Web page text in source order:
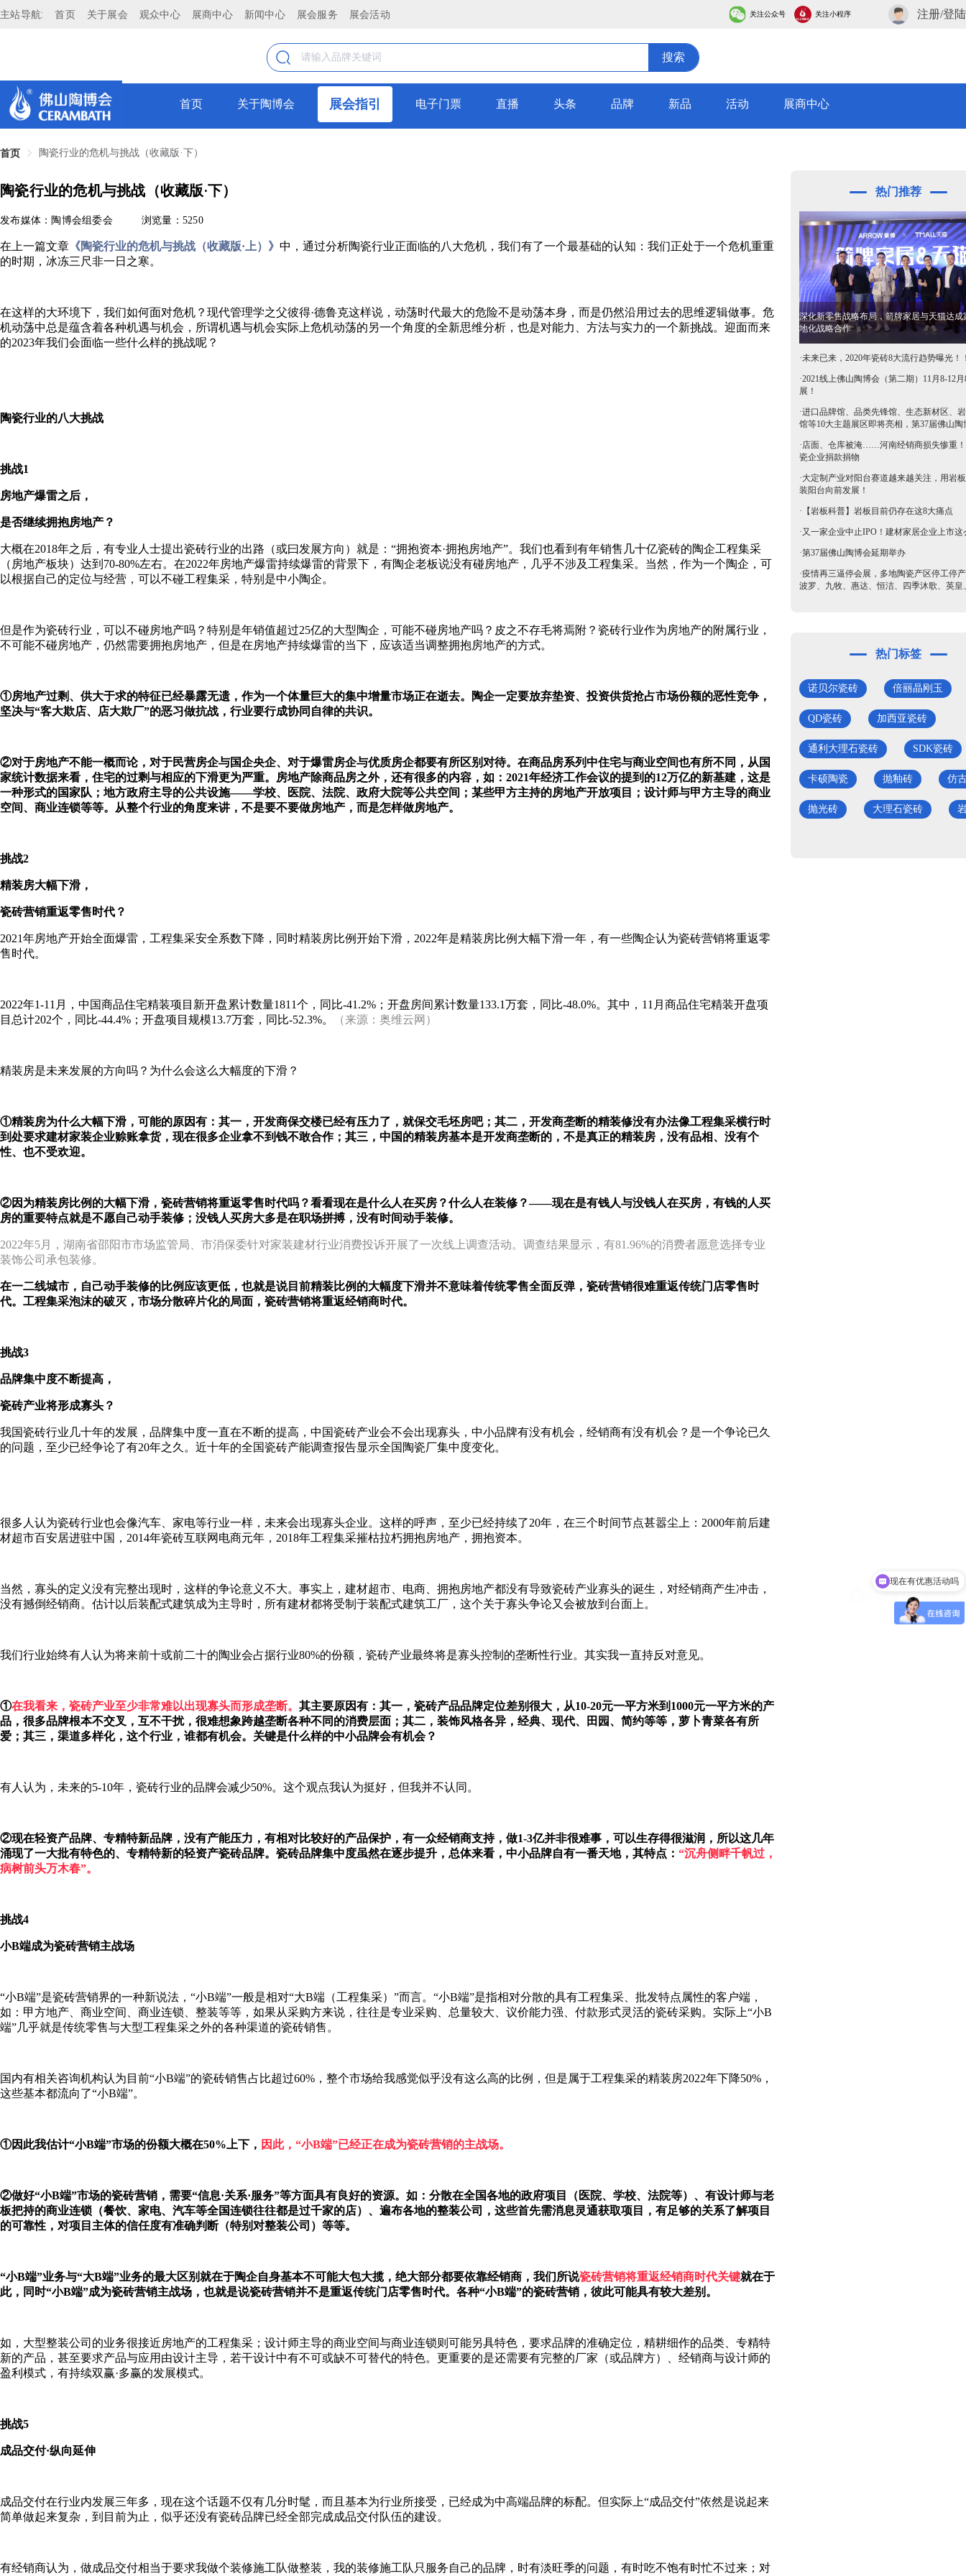
主站导航: 首页 关于展会 观众中心 展商中心 新闻中心 展会服务 展会活动 关注公众号 关注小程序 注册/登陆
搜索
首页 关于陶博会 展会指引 电子门票 直播 头条 品牌 新品 活动 展商中心
首页 陶瓷行业的危机与挑战（收藏版·下）
陶瓷行业的危机与挑战（收藏版·下）
发布媒体：陶博会组委会 浏览量：5250
在上一篇文章 《陶瓷行业的危机与挑战（收藏版·上）》 中，通过分析陶瓷行业正面临的八大危机，我们有了一个最基础的认知：我们正处于一个危机重重
的时期，冰冻三尺非一日之寒。
在这样的大环境下，我们如何面对危机？现代管理学之父彼得·德鲁克这样说，动荡时代最大的危险不是动荡本身，而是仍然沿用过去的思维逻辑做事。危
机动荡中总是蕴含着各种机遇与机会，所谓机遇与机会实际上危机动荡的另一个角度的全新思维分析，也是对能力、方法与实力的一个新挑战。迎面而来
的2023年我们会面临一些什么样的挑战呢？
陶瓷行业的八大挑战
挑战1
房地产爆雷之后，
是否继续拥抱房地产？
大概在2018年之后，有专业人士提出瓷砖行业的出路（或曰发展方向）就是：“拥抱资本·拥抱房地产”。我们也看到有年销售几十亿瓷砖的陶企工程集采
（房地产板块）达到70-80%左右。在2022年房地产爆雷持续爆雷的背景下，有陶企老板说没有碰房地产，几乎不涉及工程集采。当然，作为一个陶企，可
以根据自己的定位与经营，可以不碰工程集采，特别是中小陶企。
但是作为瓷砖行业，可以不碰房地产吗？特别是年销值超过25亿的大型陶企，可能不碰房地产吗？皮之不存毛将焉附？瓷砖行业作为房地产的附属行业，
不可能不碰房地产，仍然需要拥抱房地产，但是在房地产持续爆雷的当下，应该适当调整拥抱房地产的方式。
①房地产过剩、供大于求的特征已经暴露无遗，作为一个体量巨大的集中增量市场正在逝去。陶企一定要放弃垫资、投资供货抢占市场份额的恶性竞争，
坚决与“客大欺店、店大欺厂”的恶习做抗战，行业要行成协同自律的共识。
②对于房地产不能一概而论，对于民营房企与国企央企、对于爆雷房企与优质房企都要有所区别对待。在商品房系列中住宅与商业空间也有所不同，从国
家统计数据来看，住宅的过剩与相应的下滑更为严重。房地产除商品房之外，还有很多的内容，如：2021年经济工作会议的提到的12万亿的新基建，这是
一种形式的国家队；地方政府主导的公共设施——学校、医院、法院、政府大院等公共空间；某些甲方主持的房地产开放项目；设计师与甲方主导的商业
空间、商业连锁等等。从整个行业的角度来讲，不是要不要做房地产，而是怎样做房地产。
挑战2
精装房大幅下滑，
瓷砖营销重返零售时代？
2021年房地产开始全面爆雷，工程集采安全系数下降，同时精装房比例开始下滑，2022年是精装房比例大幅下滑一年，有一些陶企认为瓷砖营销将重返零
售时代。
2022年1-11月，中国商品住宅精装项目新开盘累计数量1811个，同比-41.2%；开盘房间累计数量133.1万套，同比-48.0%。其中，11月商品住宅精装开盘项
目总计202个，同比-44.4%；开盘项目规模13.7万套，同比-52.3%。
（来源：奥维云网）
精装房是未来发展的方向吗？为什么会这么大幅度的下滑？
①精装房为什么大幅下滑，可能的原因有：其一，开发商保交楼已经有压力了，就保交毛坯房吧；其二，开发商垄断的精装修没有办法像工程集采横行时
到处要求建材家装企业赊账拿货，现在很多企业拿不到钱不敢合作；其三，中国的精装房基本是开发商垄断的，不是真正的精装房，没有品相、没有个
性、也不受欢迎。
②因为精装房比例的大幅下滑，瓷砖营销将重返零售时代吗？看看现在是什么人在买房？什么人在装修？——现在是有钱人与没钱人在买房，有钱的人买
房的重要特点就是不愿自己动手装修；没钱人买房大多是在职场拼搏，没有时间动手装修。
2022年5月，湖南省邵阳市市场监管局、市消保委针对家装建材行业消费投诉开展了一次线上调查活动。调查结果显示，有81.96%的消费者愿意选择专业
装饰公司承包装修。
在一二线城市，自己动手装修的比例应该更低，也就是说目前精装比例的大幅度下滑并不意味着传统零售全面反弹，瓷砖营销很难重返传统门店零售时
代。工程集采泡沫的破灭，市场分散碎片化的局面，瓷砖营销将重返经销商时代。
挑战3
品牌集中度不断提高，
瓷砖产业将形成寡头？
我国瓷砖行业几十年的发展，品牌集中度一直在不断的提高，中国瓷砖产业会不会出现寡头，中小品牌有没有机会，经销商有没有机会？是一个争论已久
的问题，至少已经争论了有20年之久。近十年的全国瓷砖产能调查报告显示全国陶瓷厂集中度变化。
很多人认为瓷砖行业也会像汽车、家电等行业一样，未来会出现寡头企业。这样的呼声，至少已经持续了20年，在三个时间节点甚嚣尘上：2000年前后建
材超市百安居进驻中国，2014年瓷砖互联网电商元年，2018年工程集采摧枯拉朽拥抱房地产，拥抱资本。
当然，寡头的定义没有完整出现时，这样的争论意义不大。事实上，建材超市、电商、拥抱房地产都没有导致瓷砖产业寡头的诞生，对经销商产生冲击，
没有撼倒经销商。估计以后装配式建筑成为主导时，所有建材都将受制于装配式建筑工厂，这个关于寡头争论又会被放到台面上。
我们行业始终有人认为将来前十或前二十的陶业会占据行业80%的份额，瓷砖产业最终将是寡头控制的垄断性行业。其实我一直持反对意见。
①在我看来，瓷砖产业至少非常难以出现寡头而形成垄断。 其主要原因有：其一，瓷砖产品品牌定位差别很大，从10-20元一平方米到1000元一平方米的产
品，很多品牌根本不交叉，互不干扰，很难想象跨越垄断各种不同的消费层面；其二，装饰风格各异，经典、现代、田园、简约等等，萝卜青菜各有所
爱；其三，渠道多样化，这个行业，谁都有机会。关键是什么样的中小品牌会有机会？
有人认为，未来的5-10年，瓷砖行业的品牌会减少50%。这个观点我认为挺好，但我并不认同。
②现在轻资产品牌、专精特新品牌，没有产能压力，有相对比较好的产品保护，有一众经销商支持，做1-3亿并非很难事，可以生存得很滋润，所以这几年
涌现了一大批有特色的、专精特新的轻资产瓷砖品牌。瓷砖品牌集中度虽然在逐步提升，总体来看，中小品牌自有一番天地，其特点： “沉舟侧畔千帆过，
病树前头万木春”。
挑战4
小B端成为瓷砖营销主战场
“小B端”是瓷砖营销界的一种新说法，“小B端”一般是相对“大B端（工程集采）”而言。“小B端”是指相对分散的具有工程集采、批发特点属性的客户端，
如：甲方地产、商业空间、商业连锁、整装等等，如果从采购方来说，往往是专业采购、总量较大、议价能力强、付款形式灵活的瓷砖采购。实际上“小B
端”几乎就是传统零售与大型工程集采之外的各种渠道的瓷砖销售。
国内有相关咨询机构认为目前“小B端”的瓷砖销售占比超过60%，整个市场给我感觉似乎没有这么高的比例，但是属于工程集采的精装房2022年下降50%，
这些基本都流向了“小B端”。
①因此我估计“小B端”市场的份额大概在50%上下， 因此，“小B端”已经正在成为瓷砖营销的主战场。
②做好“小B端”市场的瓷砖营销，需要“信息·关系·服务”等方面具有良好的资源。如：分散在全国各地的政府项目（医院、学校、法院等）、有设计师与老
板把持的商业连锁（餐饮、家电、汽车等全国连锁往往都是过千家的店）、遍布各地的整装公司，这些首先需消息灵通获取项目，有足够的关系了解项目
的可靠性，对项目主体的信任度有准确判断（特别对整装公司）等等。
“小B端”业务与“大B端”业务的最大区别就在于陶企自身基本不可能大包大揽，绝大部分都要依靠经销商，我们所说瓷砖营销将重返经销商时代关键就在于
此，同时“小B端”成为瓷砖营销主战场，也就是说瓷砖营销并不是重返传统门店零售时代。各种“小B端”的瓷砖营销，彼此可能具有较大差别。
如，大型整装公司的业务很接近房地产的工程集采；设计师主导的商业空间与商业连锁则可能另具特色，要求品牌的准确定位，精耕细作的品类、专精特
新的产品，甚至要求产品与应用由设计主导，若干设计中有不可或缺不可替代的特色。更重要的是还需要有完整的厂家（或品牌方）、经销商与设计师的
盈利模式，有持续双赢·多赢的发展模式。
挑战5
成品交付·纵向延伸
成品交付在行业内发展三年多，现在这个话题不仅有几分时髦，而且基本为行业所接受，已经成为中高端品牌的标配。但实际上“成品交付”依然是说起来
简单做起来复杂，到目前为止，似乎还没有瓷砖品牌已经全部完成成品交付队伍的建设。
有经销商认为，做成品交付相当于要求我做个装修施工队做整装，我的装修施工队只服务自己的品牌，时有淡旺季的问题，有时吃不饱有时忙不过来；对
热门推荐
深化新零售战略布局，箭牌家居与天猫达成
地化战略合作
·未来已来，2020年瓷砖8大流行趋势曝光！
·2021线上佛山陶博会（第二期）11月8-12
展！
·进口品牌馆、品类先锋馆、生态新材区、
馆等10大主题展区即将亮相，第37届佛山陶
·店面、仓库被淹……河南经销商损失惨重
瓷企业捐款捐物
·大定制产业对阳台赛道越来越关注，用岩
装阳台向前发展！
· 【岩板科普】岩板目前仍存在这8大痛点
·又一家企业中止IPO！建材家居企业上市这
·第37届佛山陶博会延期举办
·疫情再三逼停会展，多地陶瓷产区停工停
波罗、九牧、惠达、恒洁、四季沐歌、英皇
热门标签
诺贝尔瓷砖 倍丽晶刚玉
QD瓷砖 加西亚瓷砖
通利大理石瓷砖 SDK瓷砖
卡硕陶瓷 抛釉砖 仿
抛光砖 大理石瓷砖
可以介绍下你们的产品么